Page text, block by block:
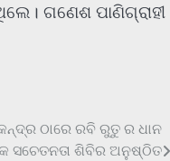
ଗଣେଶ ପାଣିଗ୍ରାହୀ
ଠାରେ ରବି ରୁତୁ ର ଧାନ
ସଚେତନତା ଶିବିର ଅନୁଷ୍ଠିତ